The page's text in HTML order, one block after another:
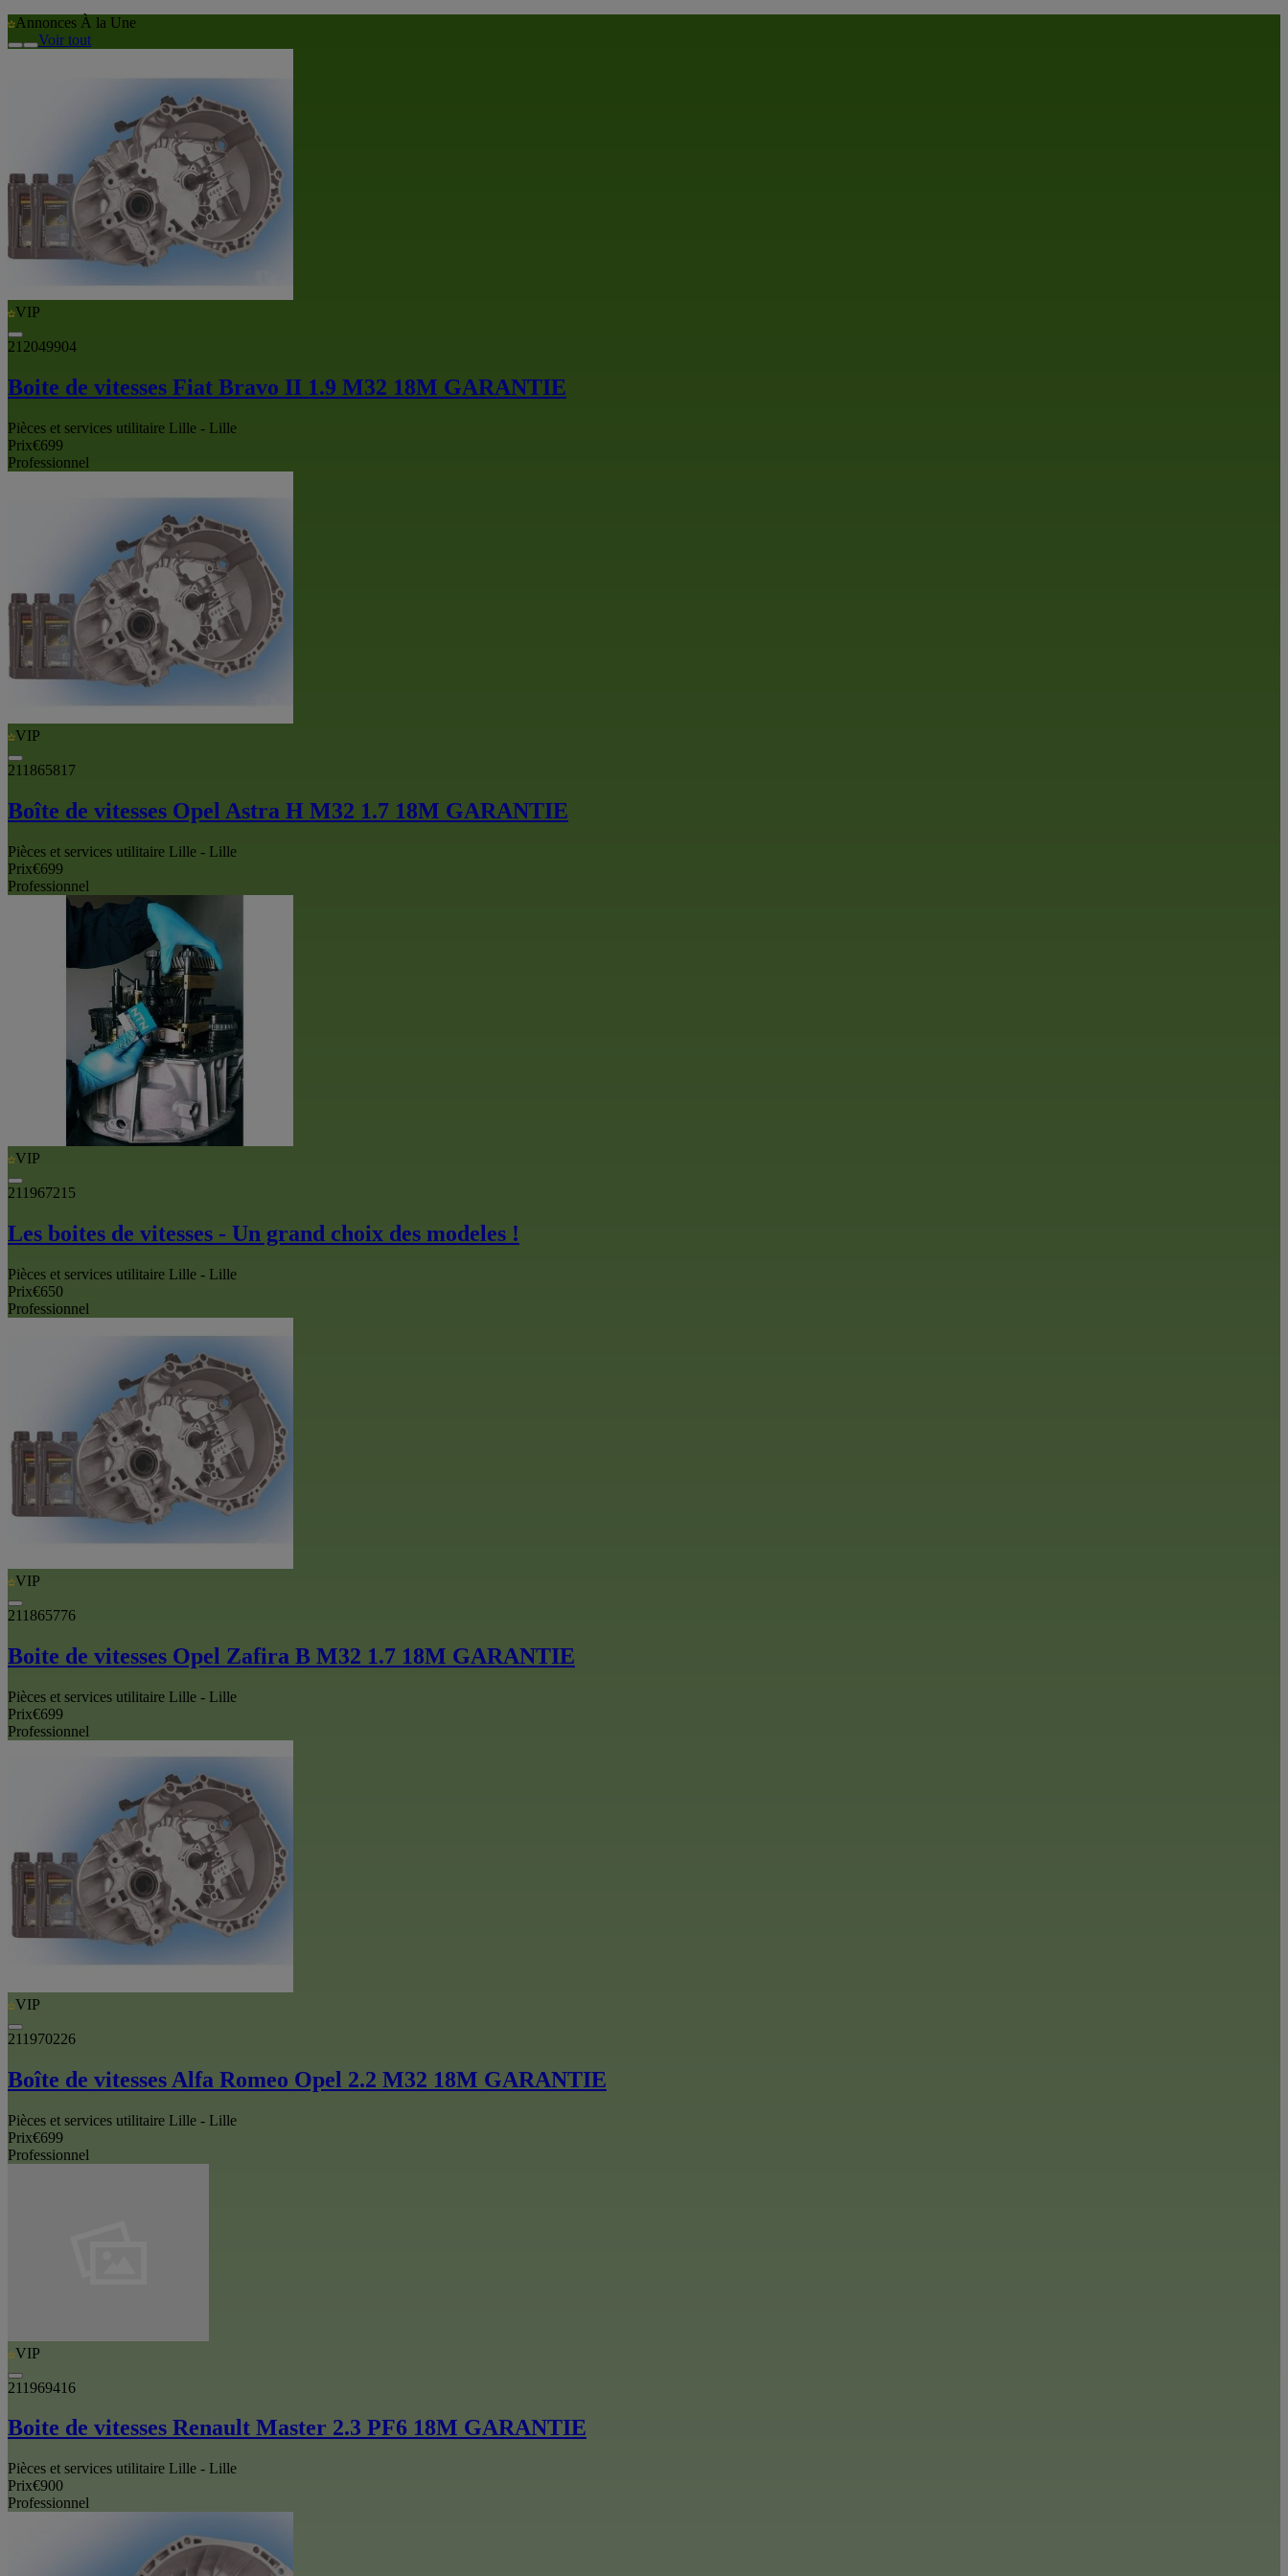
Annonces À la Une
Voir tout
VIP
212049904
Boite de vitesses Fiat Bravo II 1.9 M32 18M GARANTIE
Pièces et services utilitaire Lille - Lille
Prix€699
Professionnel
VIP
211865817
Boîte de vitesses Opel Astra H M32 1.7 18M GARANTIE
Pièces et services utilitaire Lille - Lille
Prix€699
Professionnel
VIP
211967215
Les boites de vitesses - Un grand choix des modeles !
Pièces et services utilitaire Lille - Lille
Prix€650
Professionnel
VIP
211865776
Boite de vitesses Opel Zafira B M32 1.7 18M GARANTIE
Pièces et services utilitaire Lille - Lille
Prix€699
Professionnel
VIP
211970226
Boîte de vitesses Alfa Romeo Opel 2.2 M32 18M GARANTIE
Pièces et services utilitaire Lille - Lille
Prix€699
Professionnel
VIP
211969416
Boite de vitesses Renault Master 2.3 PF6 18M GARANTIE
Pièces et services utilitaire Lille - Lille
Prix€900
Professionnel